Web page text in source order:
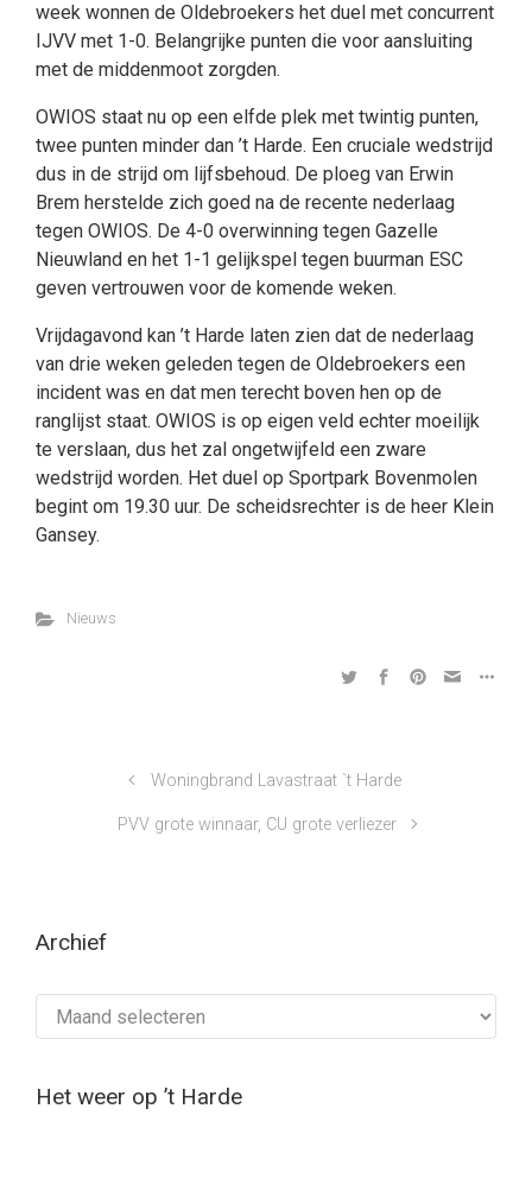
week wonnen de Oldebroekers het duel met concurrent
IJVV met 1-0. Belangrijke punten die voor aansluiting
met de middenmoot zorgden.
OWIOS staat nu op een elfde plek met twintig punten,
twee punten minder dan ’t Harde. Een cruciale wedstrijd
dus in de strijd om lijfsbehoud. De ploeg van Erwin
Brem herstelde zich goed na de recente nederlaag
tegen OWIOS. De 4-0 overwinning tegen Gazelle
Nieuwland en het 1-1 gelijkspel tegen buurman ESC
geven vertrouwen voor de komende weken.
Vrijdagavond kan ’t Harde laten zien dat de nederlaag
van drie weken geleden tegen de Oldebroekers een
incident was en dat men terecht boven hen op de
ranglijst staat. OWIOS is op eigen veld echter moeilijk
te verslaan, dus het zal ongetwijfeld een zware
wedstrijd worden. Het duel op Sportpark Bovenmolen
begint om 19.30 uur. De scheidsrechter is de heer Klein
Gansey.
Nieuws
Woningbrand Lavastraat `t Harde
PVV grote winnaar, CU grote verliezer
Archief
Het weer op ’t Harde